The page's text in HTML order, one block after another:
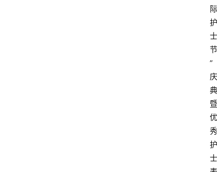
际
护
士
节
”
庆
典
暨
优
秀
护
士